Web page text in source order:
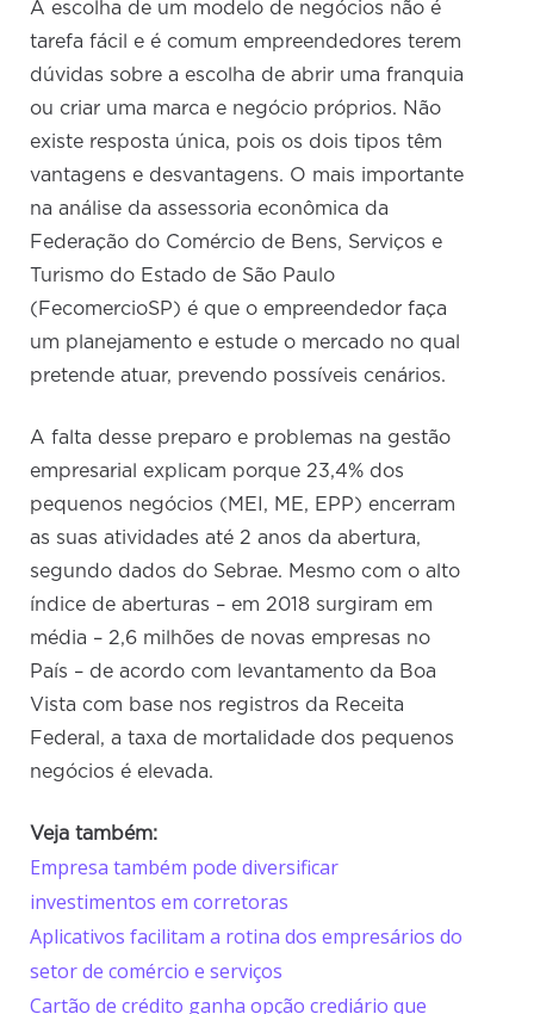
A escolha de um modelo de negócios não é
tarefa fácil e é comum empreendedores terem
dúvidas sobre a escolha de abrir uma franquia
ou criar uma marca e negócio próprios. Não
existe resposta única, pois os dois tipos têm
vantagens e desvantagens. O mais importante
na análise da assessoria econômica da
Federação do Comércio de Bens, Serviços e
Turismo do Estado de São Paulo
(FecomercioSP) é que o empreendedor faça
um planejamento e estude o mercado no qual
pretende atuar, prevendo possíveis cenários.
A falta desse preparo e problemas na gestão
empresarial explicam porque 23,4% dos
pequenos negócios (MEI, ME, EPP) encerram
as suas atividades até 2 anos da abertura,
segundo dados do Sebrae. Mesmo com o alto
índice de aberturas – em 2018 surgiram em
média – 2,6 milhões de novas empresas no
País – de acordo com levantamento da Boa
Vista com base nos registros da Receita
Federal, a taxa de mortalidade dos pequenos
negócios é elevada.
Veja também:
Empresa também pode diversificar
investimentos em corretoras
Aplicativos facilitam a rotina dos empresários do
setor de comércio e serviços
Cartão de crédito ganha opção crediário que